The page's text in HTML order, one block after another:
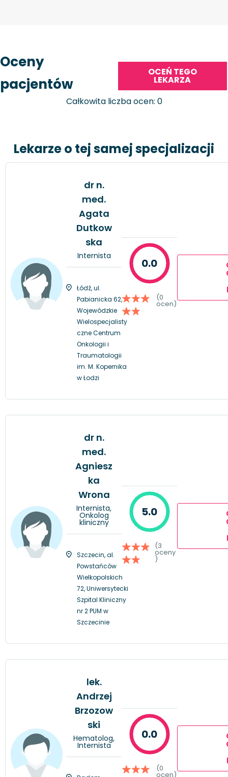
Oceny
pacjentów
OCEŃ TEGO
LEKARZA
Całkowita liczba ocen: 0
Lekarze o tej samej specjalizacji
dr n.
med.
Agata
Dutkow
ska
Internista
Łódź, ul.
Pabianicka 62,
Wojewódzkie
Wielospecjalisty
czne Centrum
Onkologii i
Traumatologii
im. M. Kopernika
w Łodzi
0.0
(0
ocen)
dr n.
med.
Agniesz
ka
Wrona
Internista,
Onkolog
kliniczny
Szczecin, al.
Powstańców
Wielkopolskich
72, Uniwersytecki
Szpital Kliniczny
nr 2 PUM w
Szczecinie
5.0
(3
oceny
)
lek.
Andrzej
Brzozow
ski
Hematolog,
Internista
0.0
(0
ocen)